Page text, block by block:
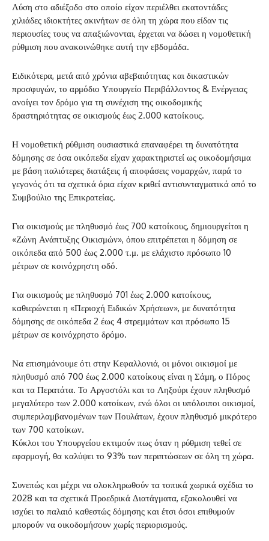
Λύση στο αδιέξοδο στο οποίο είχαν περιέλθει εκατοντάδες
χιλιάδες ιδιοκτήτες ακινήτων σε όλη τη χώρα που είδαν τις
περιουσίες τους να απαξιώνονται, έρχεται να δώσει η νομοθετική
ρύθμιση που ανακοινώθηκε αυτή την εβδομάδα.
Ειδικότερα, μετά από χρόνια αβεβαιότητας και δικαστικών
προσφυγών, το αρμόδιο Υπουργείο Περιβάλλοντος & Ενέργειας
ανοίγει τον δρόμο για τη συνέχιση της οικοδομικής
δραστηριότητας σε οικισμούς έως 2.000 κατοίκους.
Η νομοθετική ρύθμιση ουσιαστικά επαναφέρει τη δυνατότητα
δόμησης σε όσα οικόπεδα είχαν χαρακτηριστεί ως οικοδομήσιμα
με βάση παλιότερες διατάξεις ή αποφάσεις νομαρχών, παρά το
γεγονός ότι τα σχετικά όρια είχαν κριθεί αντισυνταγματικά από το
Συμβούλιο της Επικρατείας.
Για οικισμούς με πληθυσμό έως 700 κατοίκους, δημιουργείται η
«Ζώνη Ανάπτυξης Οικισμών», όπου επιτρέπεται η δόμηση σε
οικόπεδα από 500 έως 2.000 τ.μ. με ελάχιστο πρόσωπο 10
μέτρων σε κοινόχρηστη οδό.
Για οικισμούς με πληθυσμό 701 έως 2.000 κατοίκους,
καθιερώνεται η «Περιοχή Ειδικών Χρήσεων», με δυνατότητα
δόμησης σε οικόπεδα 2 έως 4 στρεμμάτων και πρόσωπο 15
μέτρων σε κοινόχρηστο δρόμο.
Να επισημάνουμε ότι στην Κεφαλλονιά, οι μόνοι οικισμοί με
πληθυσμό από 700 έως 2.000 κατοίκους είναι η Σάμη, ο Πόρος
και τα Περατάτα. Το Αργοστόλι και το Ληξούρι έχουν πληθυσμό
μεγαλύτερο των 2.000 κατοίκων, ενώ όλοι οι υπόλοιποι οικισμοί,
συμπεριλαμβανομένων των Πουλάτων, έχουν πληθυσμό μικρότερο
των 700 κατοίκων.
Κύκλοι του Υπουργείου εκτιμούν πως όταν η ρύθμιση τεθεί σε
εφαρμογή, θα καλύψει το 93% των περιπτώσεων σε όλη τη χώρα.
Συνεπώς και μέχρι να ολοκληρωθούν τα τοπικά χωρικά σχέδια το
2028 και τα σχετικά Προεδρικά Διατάγματα, εξακολουθεί να
ισχύει το παλαιό καθεστώς δόμησης και έτσι όσοι επιθυμούν
μπορούν να οικοδομήσουν χωρίς περιορισμούς.